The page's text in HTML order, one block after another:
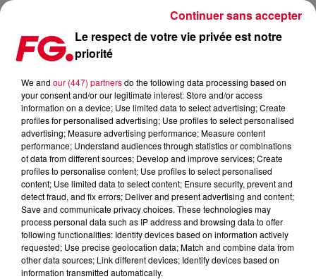
MAINSTAGE : ARMADA NEXT
Le respect de votre vie privée est notre
priorité
We and our (447) partnersdo the following data processing based on
your consent and/or our legitimate interest: Store and/or access
information on a device; Use limited data to select advertising; Create
profiles for personalised advertising; Use profiles to select personalised
advertising; Measure advertising performance; Measure content
performance; Understand audiences through statistics or combinations
of data from different sources; Develop and improve services; Create
profiles to personalise content; Use profiles to select personalised
content; Use limited data to select content; Ensure security, prevent and
detect fraud, and fix errors; Deliver and present advertising and content;
Save and communicate privacy choices. These technologies may
process personal data such as IP address and browsing data to offer
following functionalities: Identify devices based on information actively
requested; Use precise geolocation data; Match and combine data from
other data sources; Link different devices; Identify devices based on
information transmitted automatically.
Continuer sans accepter